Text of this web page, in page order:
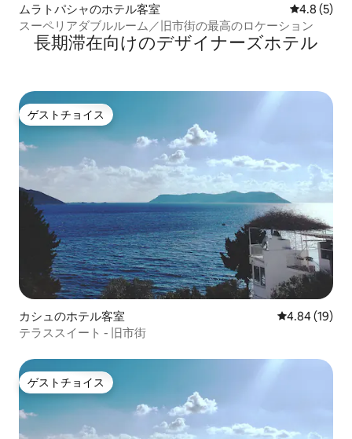
ムラトパシャのホテル客室 レビュー5
4.8 (5)
スーペリアダブルルーム／旧市街の最高のロケーション
長期滞在向⁠け⁠のデ⁠ザ⁠イ⁠ナ⁠ー⁠ズホ⁠テ⁠ル
ゲストチョイス
ゲストチョイス
カシュのホテル客室 レビュー19
4.84 (19)
テラススイート - 旧市街
ゲストチョイス
ゲストチョイス